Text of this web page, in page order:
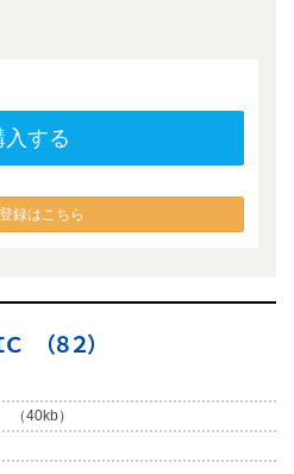
入する
録はこちら
（８２）
（40kb）